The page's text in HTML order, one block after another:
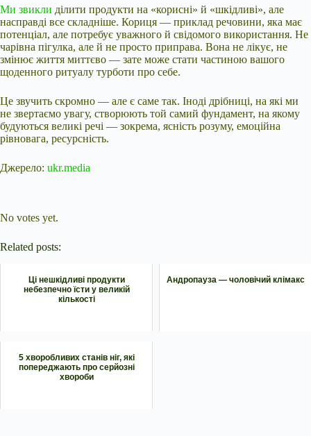
Ми звикли ділити продукти на «корисні» й «шкідливі», але
насправді все складніше. Кориця — приклад речовини, яка має
потенціал, але потребує уважного й свідомого використання. Не
чарівна пігулка, але й не просто приправа. Вона не лікує, не
змінює життя миттєво — зате може стати частиною вашого
щоденного ритуалу турботи про себе.
Це звучить скромно — але є саме так. Іноді дрібниці, на які ми
не звертаємо увагу, створюють той самий фундамент, на якому
будуються великі речі — зокрема, ясність розуму, емоційна
рівновага, ресурсність.
Джерело: ukr.media
No votes yet.
Related posts:
Ці нешкідливі продукти
небезпечно їсти у великій
кількості
Андропауза — чоловічий клімакс
5 хворобливих станів ніг, які
попереджають про серйозні
хвороби